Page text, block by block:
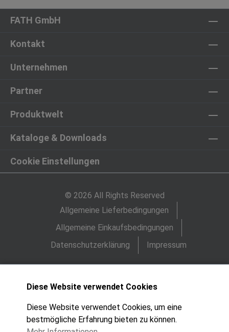
FATH GmbH
Kontakt
Unternehmen
Partner
Produktwelt
Kataloge & Downloads
Cookie Einstellungen
© 2026 All Rights Reserved
Allgemeine Lieferbedingungen
Allgemeine Einkaufsbedingungen
Datenschutzerklärung
Impressum
Diese Website verwendet Cookies
Diese Website verwendet Cookies, um eine
bestmögliche Erfahrung bieten zu können.